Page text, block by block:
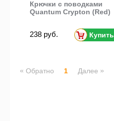
Крючки с поводками
Quantum Crypton (Red)
238 руб. Купить
« Обратно 1 Далее »